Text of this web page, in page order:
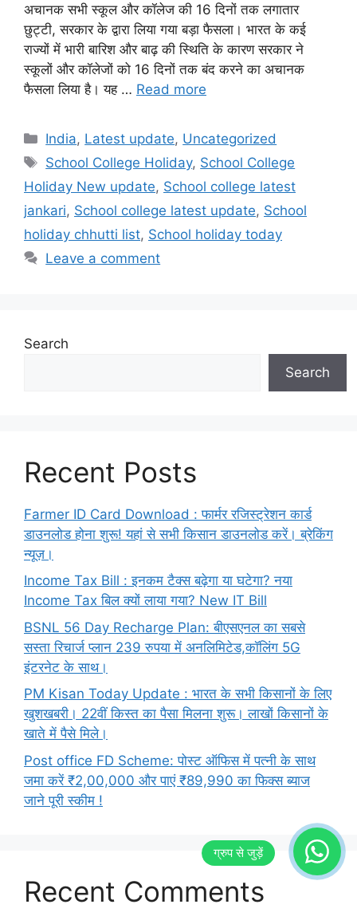
अचानक सभी स्कूल और कॉलेज की 16 दिनों तक लगातार
छुट्टी, सरकार के द्वारा लिया गया बड़ा फैसला। भारत के कई
राज्यों में भारी बारिश और बाढ़ की स्थिति के कारण सरकार ने
स्कूलों और कॉलेजों को 16 दिनों तक बंद करने का अचानक
फैसला लिया है। यह … Read more
Categories
India, Latest update, Uncategorized
Tags
School College Holiday, School College
Holiday New update, School college latest
jankari, School college latest update, School
holiday chhutti list, School holiday today
Leave a comment
Search
Search
Recent Posts
Farmer ID Card Download : फार्मर रजिस्ट्रेशन कार्ड
डाउनलोड होना शुरू! यहां से सभी किसान डाउनलोड करें। ब्रेकिंग
न्यूज़।
Income Tax Bill : इनकम टैक्स बढ़ेगा या घटेगा? नया
Income Tax बिल क्यों लाया गया? New IT Bill
BSNL 56 Day Recharge Plan: बीएसएनल का सबसे
सस्ता रिचार्ज प्लान 239 रुपया में अनलिमिटेड,कॉलिंग 5G
इंटरनेट के साथ।
PM Kisan Today Update : भारत के सभी किसानों के लिए
खुशखबरी। 22वीं किस्त का पैसा मिलना शुरू। लाखों किसानों के
खाते में पैसे मिले।
Post office FD Scheme: पोस्ट ऑफिस में पत्नी के साथ
जमा करें ₹2,00,000 और पाएं ₹89,990 का फिक्स ब्याज
जाने पूरी स्कीम !
Recent Comments